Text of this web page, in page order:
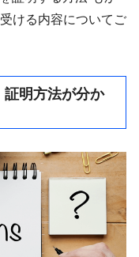
ける内容についてご
明方法が分か